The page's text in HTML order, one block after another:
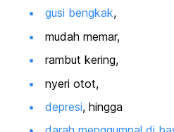
gusi bengkak,
mudah memar,
rambut kering,
nyeri otot,
depresi, hingga